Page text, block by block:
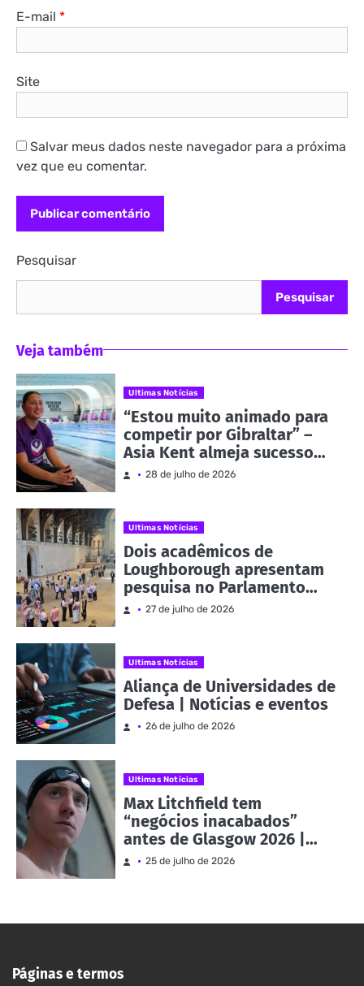
E-mail *
Site
Salvar meus dados neste navegador para a próxima
vez que eu comentar.
Pesquisar
Pesquisar
Veja também
Ultimas Notícias
“Estou muito animado para
competir por Gibraltar” –
Asia Kent almeja sucesso
nos Jogos da
28 de julho de 2026
Ultimas Notícias
Dois acadêmicos de
Loughborough apresentam
pesquisa no Parlamento
como parte da Evidence
27 de julho de 2026
Ultimas Notícias
Aliança de Universidades de
Defesa | Notícias e eventos
26 de julho de 2026
Ultimas Notícias
Max Litchfield tem
“negócios inacabados”
antes de Glasgow 2026 |
Notícias e eventos
25 de julho de 2026
Páginas e termos